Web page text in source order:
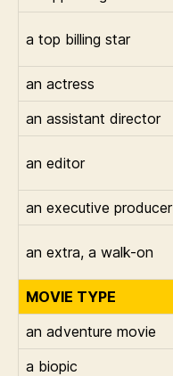
a top billing star
an actress
an assistant director
an editor
an executive producer
an extra, a walk-on
MOVIE TYPE
an adventure movie
a biopic